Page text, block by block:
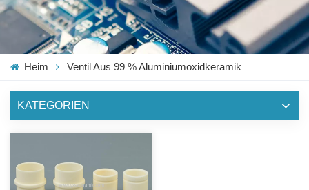
Heim Ventil Aus 99 % Aluminiumoxidkeramik
KATEGORIEN